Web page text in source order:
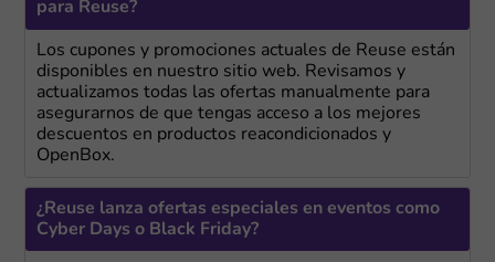
para Reuse?
Los cupones y promociones actuales de Reuse están
disponibles en nuestro sitio web. Revisamos y
actualizamos todas las ofertas manualmente para
asegurarnos de que tengas acceso a los mejores
descuentos en productos reacondicionados y
OpenBox.
¿Reuse lanza ofertas especiales en eventos como
Cyber Days o Black Friday?